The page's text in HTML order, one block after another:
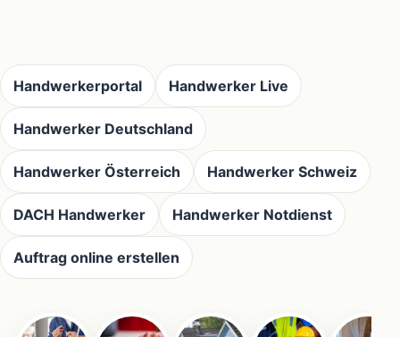
Handwerkerportal Handwerker Live
Handwerker Deutschland
Handwerker Österreich Handwerker Schweiz
DACH Handwerker Handwerker Notdienst
Auftrag online erstellen